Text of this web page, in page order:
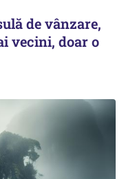
de vânzare,
vecini, doar o